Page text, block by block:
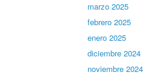
marzo 2025
febrero 2025
enero 2025
diciembre 2024
noviembre 2024